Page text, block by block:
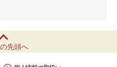
先頭へ